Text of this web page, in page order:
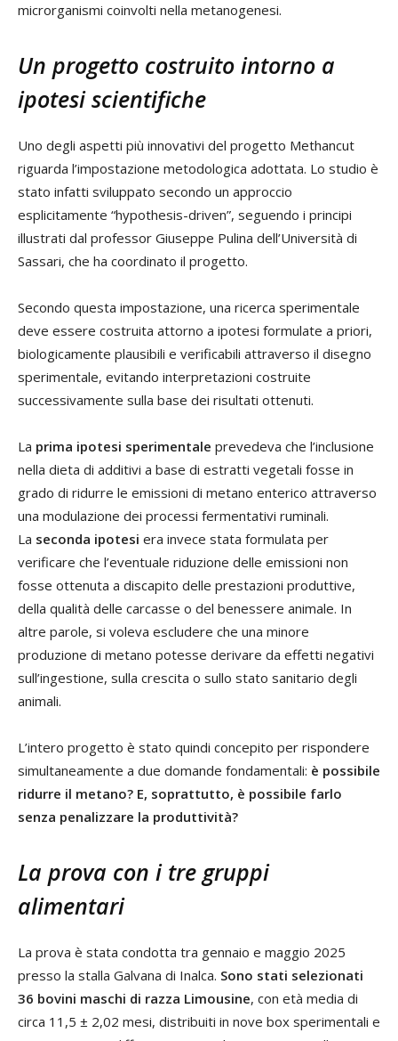
microrganismi coinvolti nella metanogenesi.
Un progetto costruito intorno a
ipotesi scientifiche
Uno degli aspetti più innovativi del progetto Methancut
riguarda l’impostazione metodologica adottata. Lo studio è
stato infatti sviluppato secondo un approccio
esplicitamente “hypothesis-driven”, seguendo i principi
illustrati dal professor Giuseppe Pulina dell’Università di
Sassari, che ha coordinato il progetto.
Secondo questa impostazione, una ricerca sperimentale
deve essere costruita attorno a ipotesi formulate a priori,
biologicamente plausibili e verificabili attraverso il disegno
sperimentale, evitando interpretazioni costruite
successivamente sulla base dei risultati ottenuti.
La prima ipotesi sperimentale prevedeva che l’inclusione
nella dieta di additivi a base di estratti vegetali fosse in
grado di ridurre le emissioni di metano enterico attraverso
una modulazione dei processi fermentativi ruminali.
La seconda ipotesi era invece stata formulata per
verificare che l’eventuale riduzione delle emissioni non
fosse ottenuta a discapito delle prestazioni produttive,
della qualità delle carcasse o del benessere animale. In
altre parole, si voleva escludere che una minore
produzione di metano potesse derivare da effetti negativi
sull’ingestione, sulla crescita o sullo stato sanitario degli
animali.
L’intero progetto è stato quindi concepito per rispondere
simultaneamente a due domande fondamentali: è possibile
ridurre il metano? E, soprattutto, è possibile farlo
senza penalizzare la produttività?
La prova con i tre gruppi
alimentari
La prova è stata condotta tra gennaio e maggio 2025
presso la stalla Galvana di Inalca. Sono stati selezionati
36 bovini maschi di razza Limousine, con età media di
circa 11,5 ± 2,02 mesi, distribuiti in nove box sperimentali e